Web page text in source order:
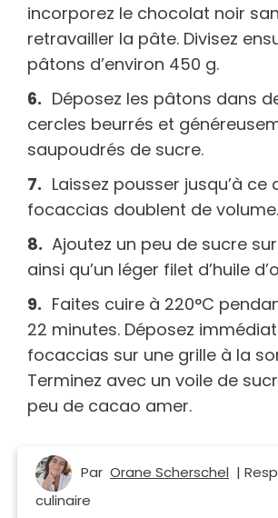
incorporez le chocolat noir
retravailler la pâte. Divisez
pâtons d’environ 450 g.
Déposez les pâtons dans
cercles beurrés et
saupoudrés de sucre.
Laissez pousser jusqu’à ce
focaccias doublent de volume.
Ajoutez un peu de sucre
ainsi qu’un léger filet d’huile
Faites cuire à 220°C
22 minutes. Déposez
focaccias sur une grille à la
Terminez avec un voile de
peu de cacao amer.
Par Orane Scherschel |
culinaire